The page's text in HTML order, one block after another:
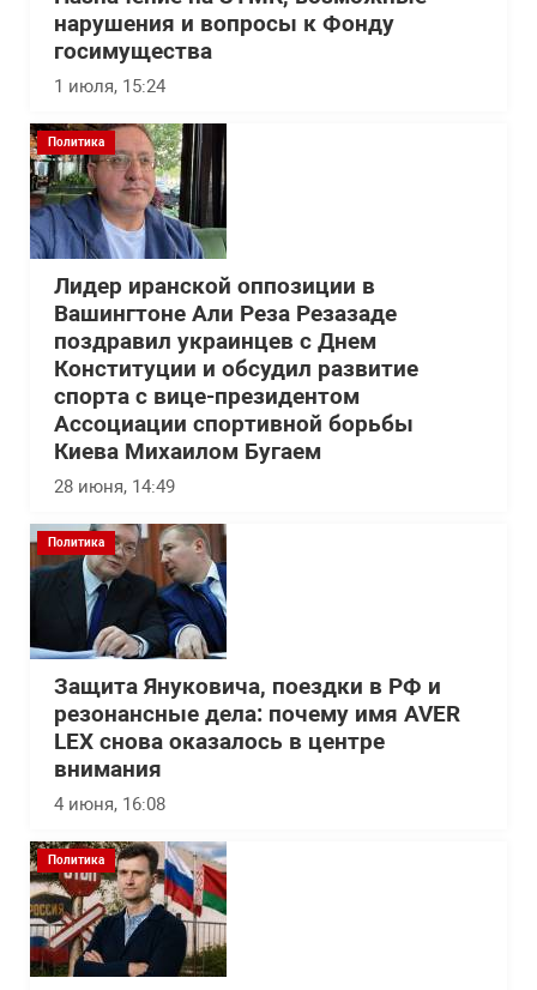
нарушения и вопросы к Фонду
госимущества
1 июля, 15:24
Политика
Лидер иранской оппозиции в
Вашингтоне Али Реза Резазаде
поздравил украинцев с Днем
Конституции и обсудил развитие
спорта с вице-президентом
Ассоциации спортивной борьбы
Киева Михаилом Бугаем
28 июня, 14:49
Политика
Защита Януковича, поездки в РФ и
резонансные дела: почему имя AVER
LEX снова оказалось в центре
внимания
4 июня, 16:08
Политика